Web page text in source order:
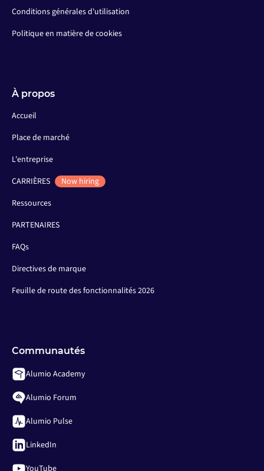
Conditions générales d'utilisation
Politique en matière de cookies
À propos
Accueil
Place de marché
L'entreprise
CARRIÈRES
Now hiring
Ressources
PARTENAIRES
FAQs
Directives de marque
Feuille de route des fonctionnalités 2026
Communautés
Alumio Academy
Alumio Forum
Alumio Pulse
LinkedIn
YouTube